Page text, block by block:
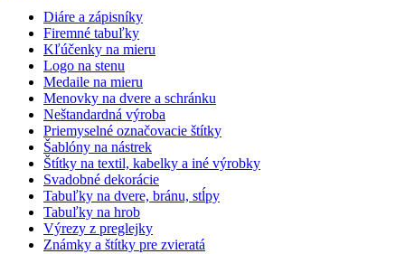
Diáre a zápisníky
Firemné tabuľky
Kľúčenky na mieru
Logo na stenu
Medaile na mieru
Menovky na dvere a schránku
Neštandardná výroba
Priemyselné označovacie štítky
Šablóny na nástrek
Štítky na textil, kabelky a iné výrobky
Svadobné dekorácie
Tabuľky na dvere, bránu, stĺpy
Tabuľky na hrob
Výrezy z preglejky
Známky a štítky pre zvieratá